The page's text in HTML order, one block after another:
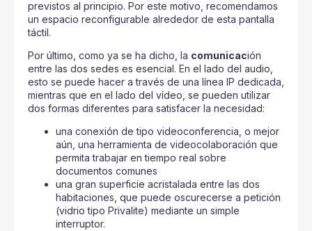
previstos al principio. Por este motivo, recomendamos
un espacio reconfigurable alrededor de esta pantalla
táctil.
Por último, como ya se ha dicho, la comunicación
entre las dos sedes es esencial. En el lado del audio,
esto se puede hacer a través de una línea IP dedicada,
mientras que en el lado del vídeo, se pueden utilizar
dos formas diferentes para satisfacer la necesidad:
una conexión de tipo videoconferencia, o mejor
aún, una herramienta de videocolaboración que
permita trabajar en tiempo real sobre
documentos comunes
una gran superficie acristalada entre las dos
habitaciones, que puede oscurecerse a petición
(vidrio tipo Privalite) mediante un simple
interruptor.